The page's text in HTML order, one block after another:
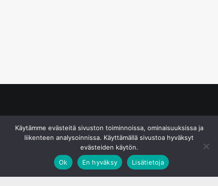
Käytämme evästeitä sivuston toiminnoissa, ominaisuuksissa ja
liikenteen analysoinnissa. Käyttämällä sivustoa hyväksyt
evästeiden käytön.
Ok
En hyväksy Lisätietoja